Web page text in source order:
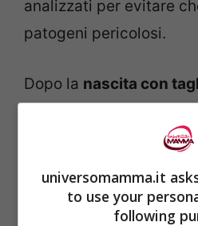
analizzati per evitare
patogeni pericolosi.
Dopo la nascita con
biberon nel quale
dato ai neonati per
universomamma.it
to use your
following